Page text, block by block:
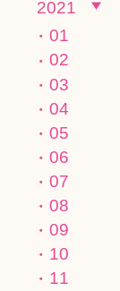
2021
01
02
03
04
05
06
07
08
09
10
11